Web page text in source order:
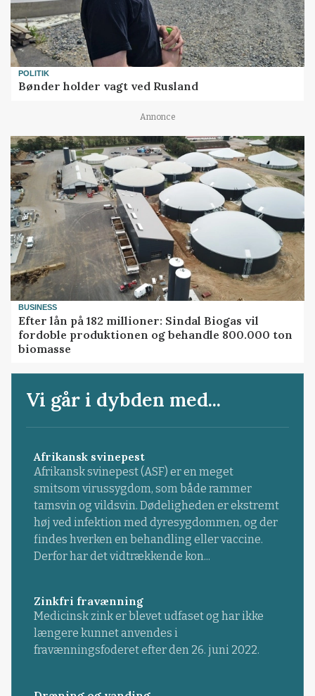
POLITIK
Bønder holder vagt ved Rusland
Annonce
BUSINESS
Efter lån på 182 millioner: Sindal Biogas vil
fordoble produktionen og behandle 800.000 ton
biomasse
Vi går i dybden med...
Afrikansk svinepest
Afrikansk svinepest (ASF) er en meget
smitsom virussygdom, som både rammer
tamsvin og vildsvin. Dødeligheden er ekstremt
høj ved infektion med dyresygdommen, og der
findes hverken en behandling eller vaccine.
Derfor har det vidtrækkende kon...
Zinkfri fravænning
Medicinsk zink er blevet udfaset og har ikke
længere kunnet anvendes i
fravænningsfoderet efter den 26. juni 2022.